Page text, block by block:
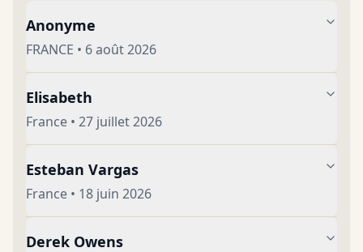
Anonyme
FRANCE • 6 août 2026
Elisabeth
France • 27 juillet 2026
Esteban Vargas
France • 18 juin 2026
Derek Owens